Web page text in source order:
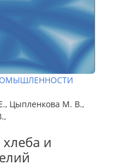
Цыпленкова М. В.,
и